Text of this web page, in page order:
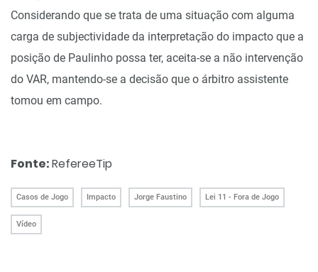
Considerando que se trata de uma situação com alguma
carga de subjectividade da interpretação do impacto que a
posição de Paulinho possa ter, aceita-se a não intervenção
do VAR, mantendo-se a decisão que o árbitro assistente
tomou em campo.
Fonte:RefereeTip
Casos de Jogo Impacto Jorge Faustino Lei 11 - Fora de Jogo
Vídeo